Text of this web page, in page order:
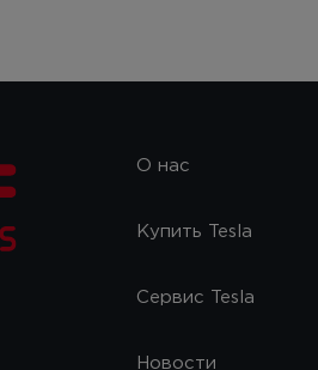
О нас
Купить Tesla
Сервис Tesla
Новости